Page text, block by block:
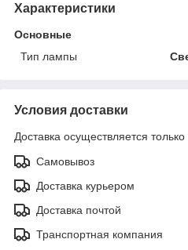
Характеристики
Основные
Тип лампы
Условия доставки
Доставка осуществляется
Самовывоз
Доставка курьером
Доставка почтой
Транспортная компания